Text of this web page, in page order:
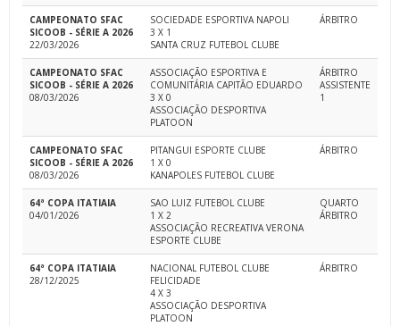
CAMPEONATO SFAC
SICOOB - SÉRIE A 2026
22/03/2026
SOCIEDADE ESPORTIVA NAPOLI
3 X 1
SANTA CRUZ FUTEBOL CLUBE
ÁRBITRO
CAMPEONATO SFAC
SICOOB - SÉRIE A 2026
08/03/2026
ASSOCIAÇÃO ESPORTIVA E
COMUNITÁRIA CAPITÃO EDUARDO
3 X 0
ASSOCIAÇÃO DESPORTIVA
PLATOON
ÁRBITRO
ASSISTENTE
1
CAMPEONATO SFAC
SICOOB - SÉRIE A 2026
08/03/2026
PITANGUI ESPORTE CLUBE
1 X 0
KANAPOLES FUTEBOL CLUBE
ÁRBITRO
64ª COPA ITATIAIA
04/01/2026
SAO LUIZ FUTEBOL CLUBE
1 X 2
ASSOCIAÇÃO RECREATIVA VERONA
ESPORTE CLUBE
QUARTO
ÁRBITRO
64ª COPA ITATIAIA
28/12/2025
NACIONAL FUTEBOL CLUBE
FELICIDADE
4 X 3
ASSOCIAÇÃO DESPORTIVA
PLATOON
ÁRBITRO